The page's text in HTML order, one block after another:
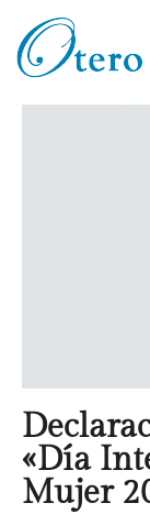
«Día
Mujer